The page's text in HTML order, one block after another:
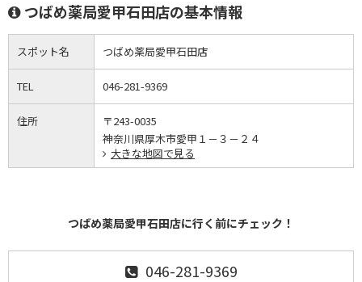
つばめ薬局愛甲石田店の基本情報
スポット名 つばめ薬局愛甲石田店
TEL 046-281-9369
住所
〒243-0035
神奈川県厚木市愛甲１－３－２４
大きな地図で見る
つばめ薬局愛甲石田店に行く前にチェック！
046-281-9369